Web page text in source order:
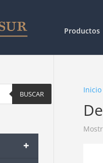
Productos
Inicio
BUSCAR
+